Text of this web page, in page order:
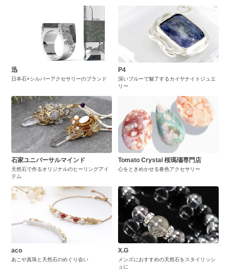
迅
日本石×シルバーアクセサリーのブランド
P4
深いブルーで魅了するカイヤナイトジュエ
リー
石家ユニバーサルマインド
天然石で作るオリジナルのヒーリングアイ
テム
Tomato Crystal 桜瑪瑙専門店
心をときめかせる春色アクセサリー
aco
あこや真珠と天然石のめぐり会い
X.G
メンズにおすすめの天然石をスタイリッシ
ュに